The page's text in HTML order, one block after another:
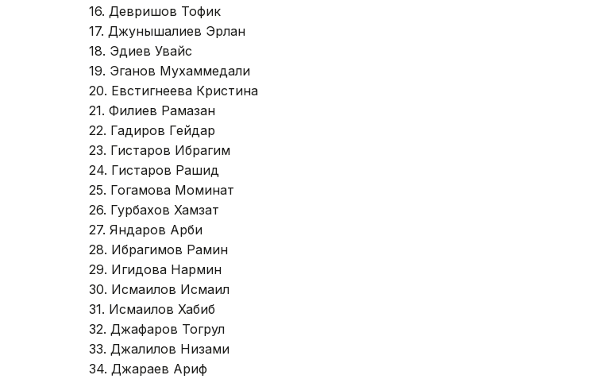
16. Девришов Тофик
17. Джунышалиев Эрлан
18. Эдиев Увайс
19. Эганов Мухаммедали
20. Евстигнеева Кристина
21. Филиев Рамазан
22. Гадиров Гейдар
23. Гистаров Ибрагим
24. Гистаров Рашид
25. Гогамова Моминат
26. Гурбахов Хамзат
27. Яндаров Арби
28. Ибрагимов Рамин
29. Игидова Нармин
30. Исмаилов Исмаил
31. Исмаилов Хабиб
32. Джафаров Тогрул
33. Джалилов Низами
34. Джараев Ариф